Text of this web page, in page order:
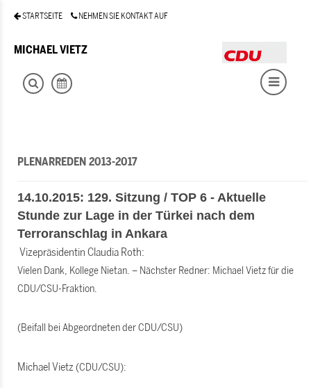
STARTSEITE NEHMEN SIE KONTAKT AUF
MICHAEL VIETZ
PLENARREDEN 2013-2017
14.10.2015: 129. Sitzung / TOP 6 - Aktuelle
Stunde zur Lage in der Türkei nach dem
Terroranschlag in Ankara
Vizepräsidentin Claudia Roth:
Vielen Dank, Kollege Nietan. – Nächster Redner: Michael Vietz für die
CDU/CSU-Fraktion.
(Beifall bei Abgeordneten der CDU/CSU)
Michael Vietz(CDU/CSU):